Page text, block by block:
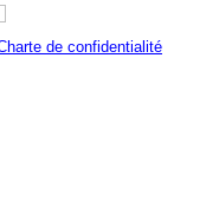
de confidentialité